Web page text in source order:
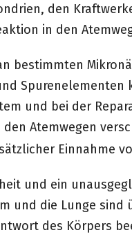
den
in den
bestimmten
und bei der
Atemwegen
Einnahme
und ein
und die Lunge
des Körpers